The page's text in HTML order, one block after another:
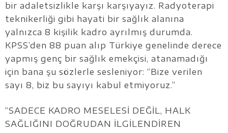
bir adaletsizlikle karşı karşıyayız. Radyoterapi
teknikerliği gibi hayati bir sağlık alanına
yalnızca 8 kişilik kadro ayrılmış durumda.
KPSS’den 88 puan alıp Türkiye genelinde derece
yapmış genç bir sağlık emekçisi, atanamadığı
için bana şu sözlerle sesleniyor: “Bize verilen
sayı 8, biz bu sayıyı kabul etmiyoruz.”
“SADECE KADRO MESELESİ DEĞİL, HALK
SAĞLIĞINI DOĞRUDAN İLGİLENDİREN